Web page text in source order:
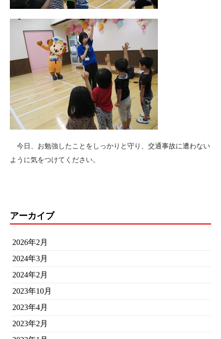
今日、お勉強したことをしっかりと守り、交通事故に遭わない
ように気をつけてください。
アーカイブ
2026年2月
2024年3月
2024年2月
2023年10月
2023年4月
2023年2月